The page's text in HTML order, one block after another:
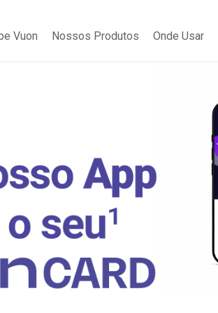
Vuon Nossos Produtos Onde Usar